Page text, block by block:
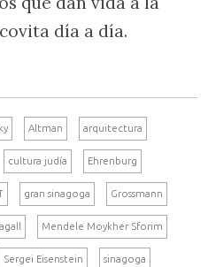
día a día.
Altman arquitectura
cultura judía Ehrenburg
gran sinagoga Grossmann
Mendele Moykher Sforim
Sergei Eisenstein sinagoga